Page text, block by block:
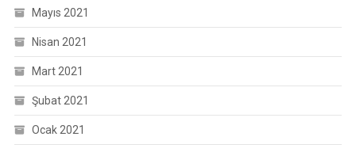
Mayıs 2021
Nisan 2021
Mart 2021
Şubat 2021
Ocak 2021